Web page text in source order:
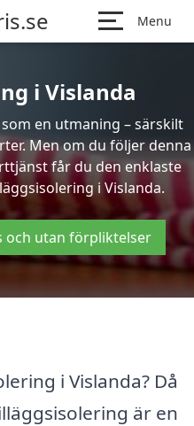
Menu
i Vislanda
en utmaning – särskilt
Men om du följer denna
får du den enklaste
i Vislanda.
och utan förpliktelser
i Vislanda? Då
är en